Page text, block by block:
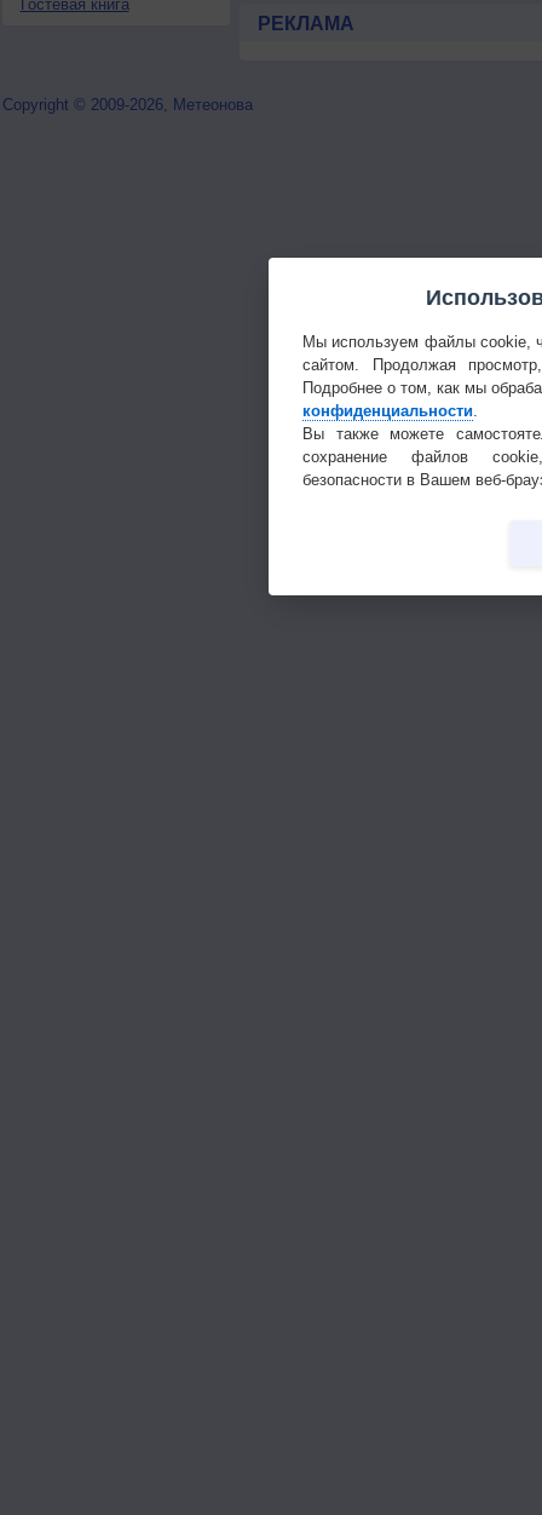
Гостевая книга
РЕКЛАМА
Copyright © 2009-2026, Метеонова
Мы используем файлы cookie,
сайтом. Продолжая
Подробнее о том, как мы
конфиденциальности
Вы также можете
сохранение файлов
безопасности в Вашем веб-